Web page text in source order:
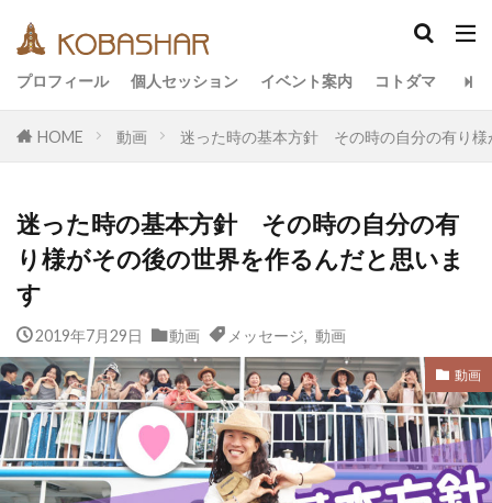
プロフィール 個人セッション イベント案内 コトダマ
HOME 動画 迷った時の基本方針 その時の自分の有り様
迷った時の基本方針 その時の自分の有
り様がその後の世界を作るんだと思いま
す
2019年7月29日 動画 メッセージ 動画
動画
カテゴリー
アーティスト
イベント イヤシロチ
エコ
オフグリッド
キールタン
デトックス
ヨガ
リトリート ワンネス
健康
動画 友人 合宿
名古屋
地底人
子供 宇宙人
岐阜
引き寄せの法則
愛 断食 旅
沖縄
満月
石川県 祓い 覚醒の学校
農業